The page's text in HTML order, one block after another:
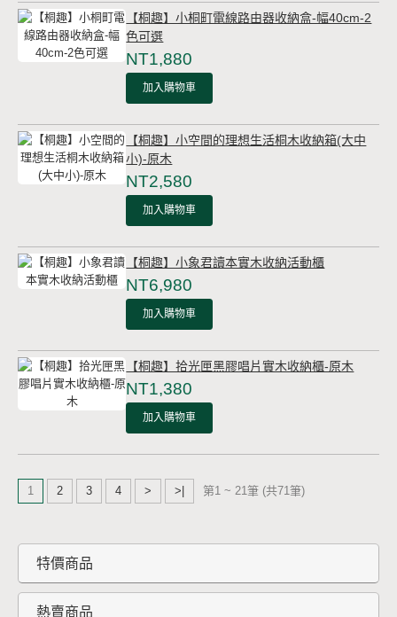
【桐趣】小桐町電線路由器收納盒-幅40cm-2
色可選
NT1,880
加入購物車
【桐趣】小空間的理想生活桐木收納箱(大中
小)-原木
NT2,580
加入購物車
【桐趣】小象君讀本實木收納活動櫃
NT6,980
加入購物車
【桐趣】拾光匣黑膠唱片實木收納櫃-原木
NT1,380
加入購物車
1 2 3 4 > >| 第1 ~ 21筆 (共71筆)
特價商品
熱賣商品